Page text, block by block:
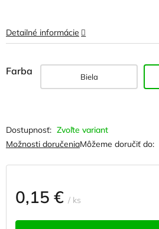
Farba Biela
Zvoľte variant
Môžeme doručiť do:
Možnosti doručenia
0,15 € / ks
Detailné informácie